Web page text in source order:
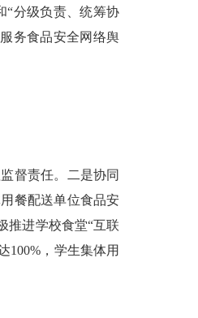
“分级负责、统筹协
务食品安全网络舆
督责任。二是协同
餐配送单位食品安
推进学校食堂“互联
100%，学生集体用